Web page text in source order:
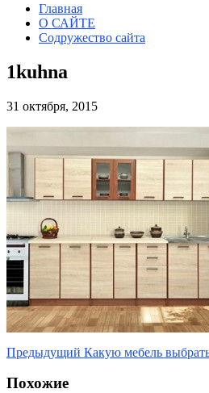
Главная
О САЙТЕ
Содружество сайта
1kuhna
31 октября, 2015
Предыдущий Какую мебель
Похожие